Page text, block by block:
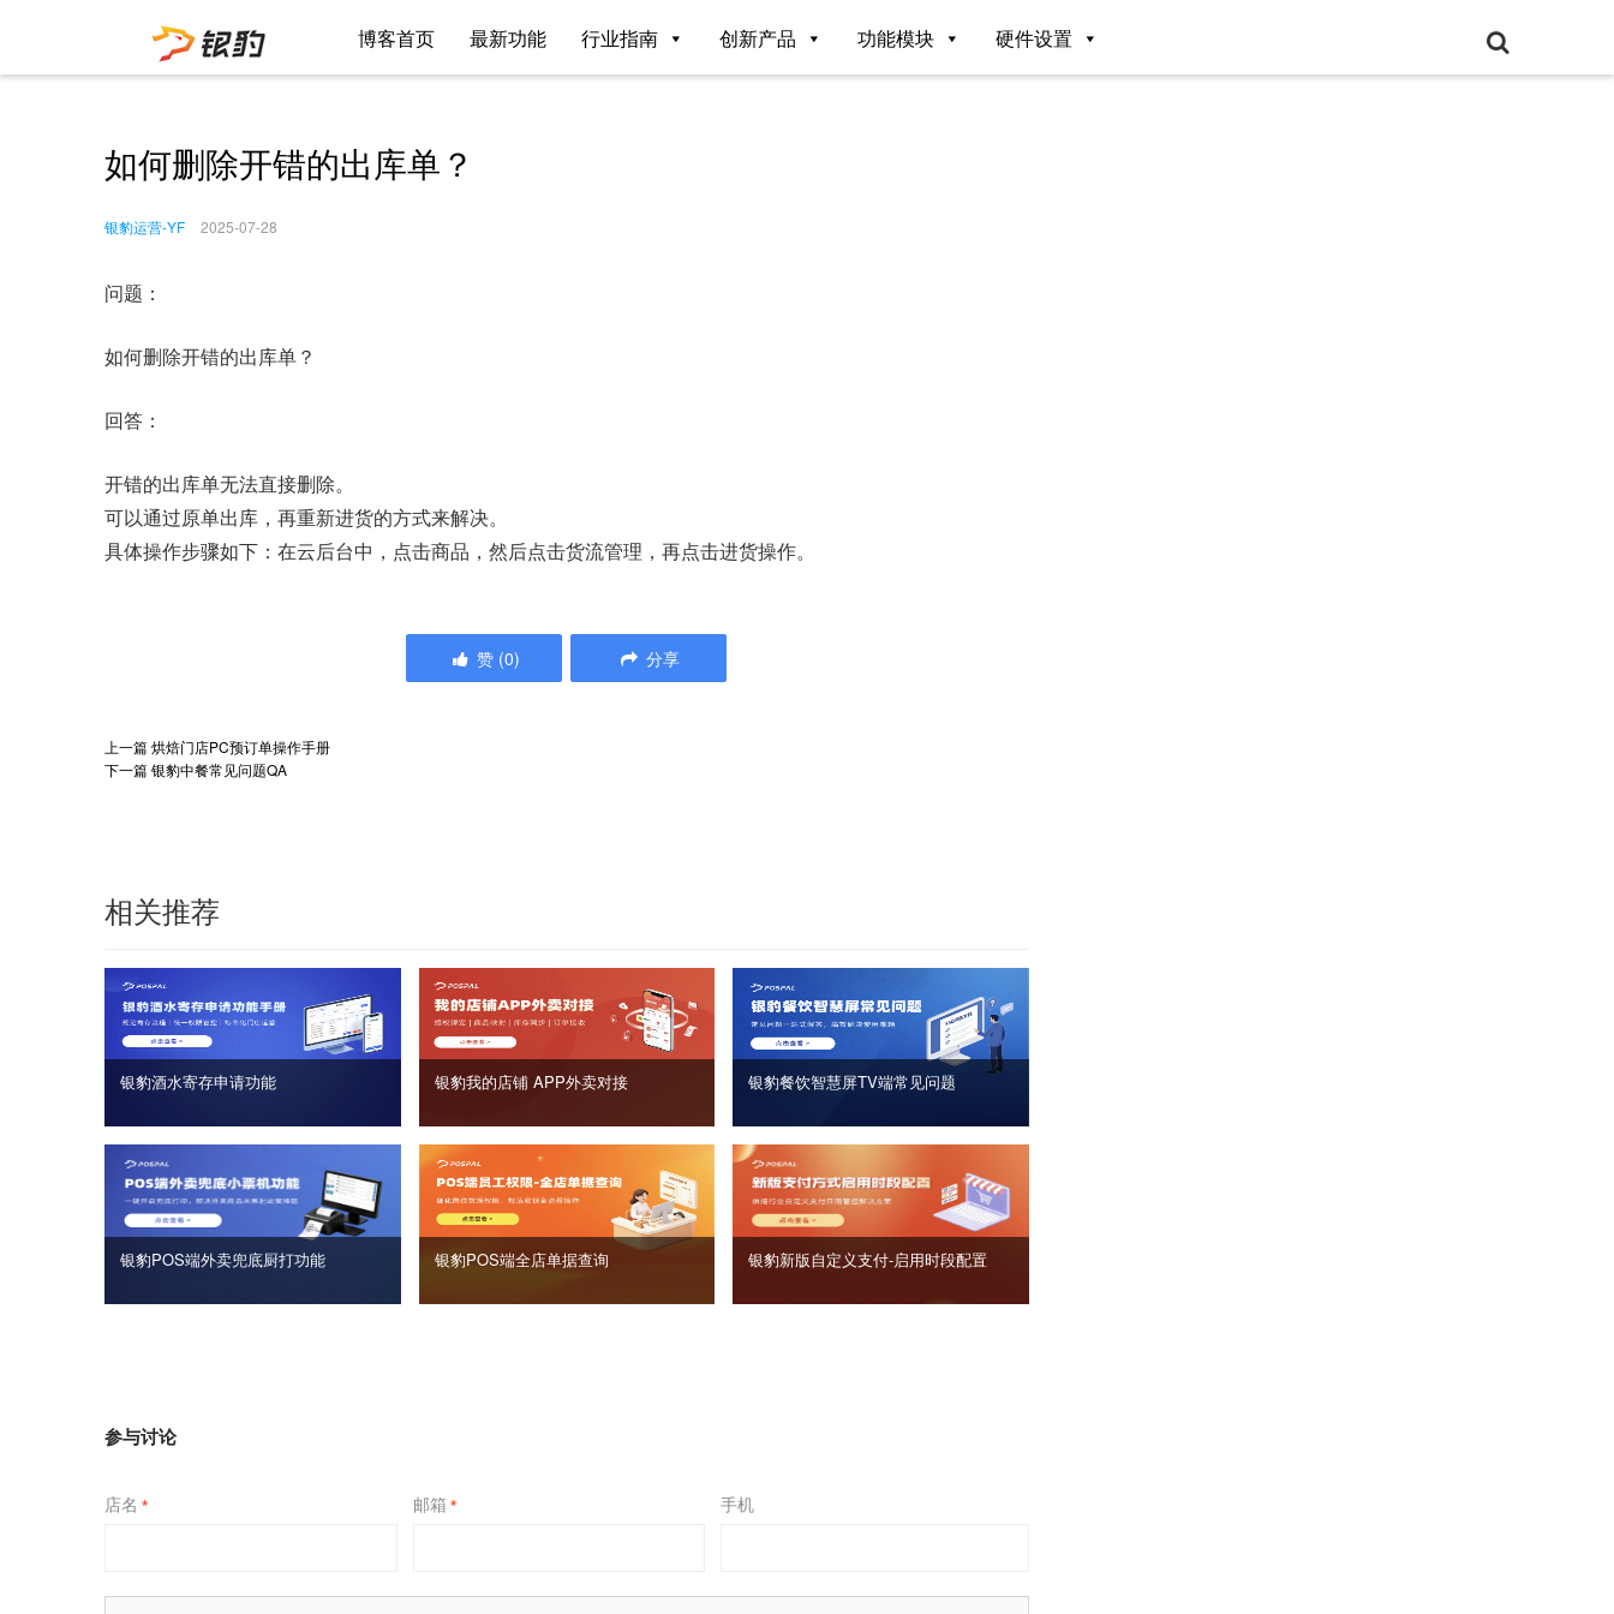
博客首页 最新功能 行业指南 创新产品 功能模块 硬件设置
如何删除开错的出库单？
银豹运营-YF 2025-07-28
问题：
如何删除开错的出库单？
回答：
开错的出库单无法直接删除。
可以通过原单出库，再重新进货的方式来解决。
具体操作步骤如下：在云后台中，点击商品，然后点击货流管理，再点击进货操作。
赞 (0) 分享
上一篇烘焙门店PC预订单操作手册
下一篇银豹中餐常见问题QA
相关推荐
银豹酒水寄存申请功能 银豹我的店铺 APP外卖对接 银豹餐饮智慧屏TV端常见问题
银豹POS端外卖兜底厨打功能 银豹POS端全店单据查询 银豹新版自定义支付‑启用时段配置
参与讨论
店名 * 邮箱 * 手机